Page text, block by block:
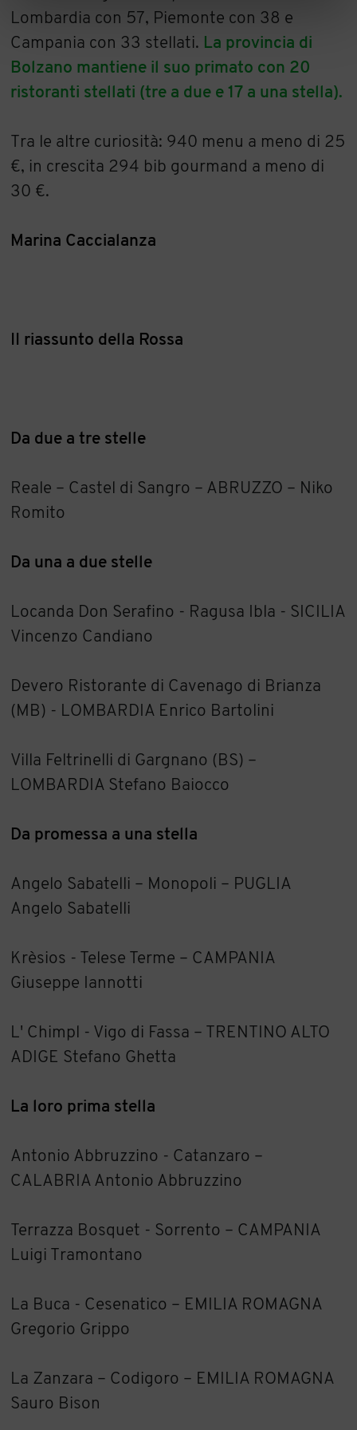
Lombardia con 57, Piemonte con 38 e
Campania con 33 stellati. La provincia di
Bolzano mantiene il suo primato con 20
ristoranti stellati (tre a due e 17 a una stella).
Tra le altre curiosità: 940 menu a meno di 25
€, in crescita 294 bib gourmand a meno di
30 €.
Marina Caccialanza
II riassunto della Rossa
Da due a tre stelle
Reale – Castel di Sangro – ABRUZZO – Niko
Romito
Da una a due stelle
Locanda Don Serafino - Ragusa Ibla - SICILIA
Vincenzo Candiano
Devero Ristorante di Cavenago di Brianza
(MB) - LOMBARDIA Enrico Bartolini
Villa Feltrinelli di Gargnano (BS) –
LOMBARDIA Stefano Baiocco
Da promessa a una stella
Angelo Sabatelli – Monopoli – PUGLIA
Angelo Sabatelli
Krèsios - Telese Terme – CAMPANIA
Giuseppe Iannotti
L' Chimpl - Vigo di Fassa – TRENTINO ALTO
ADIGE Stefano Ghetta
La loro prima stella
Antonio Abbruzzino - Catanzaro –
CALABRIA Antonio Abbruzzino
Terrazza Bosquet - Sorrento – CAMPANIA
Luigi Tramontano
La Buca - Cesenatico – EMILIA ROMAGNA
Gregorio Grippo
La Zanzara – Codigoro – EMILIA ROMAGNA
Sauro Bison